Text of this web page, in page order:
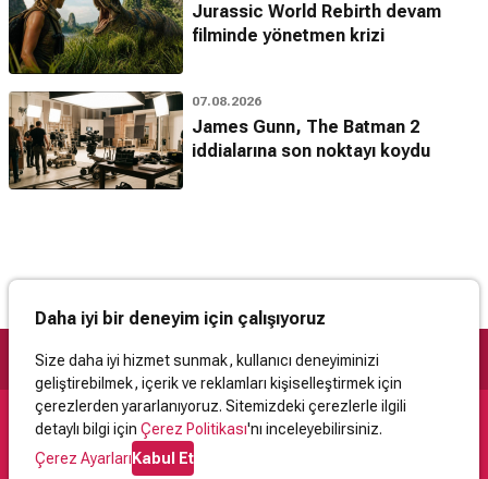
Jurassic World Rebirth devam
filminde yönetmen krizi
07.08.2026
James Gunn, The Batman 2
iddialarına son noktayı koydu
Daha iyi bir deneyim için çalışıyoruz
Size daha iyi hizmet sunmak, kullanıcı deneyiminizi
geliştirebilmek, içerik ve reklamları kişiselleştirmek için
çerezlerden yararlanıyoruz. Sitemizdeki çerezlerle ilgili
detaylı bilgi için Çerez Politikası'nı inceleyebilirsiniz.
Çerez AyarlarıKabul Et
Destek
İletişimYardımKullanıcı Sözleşmesi